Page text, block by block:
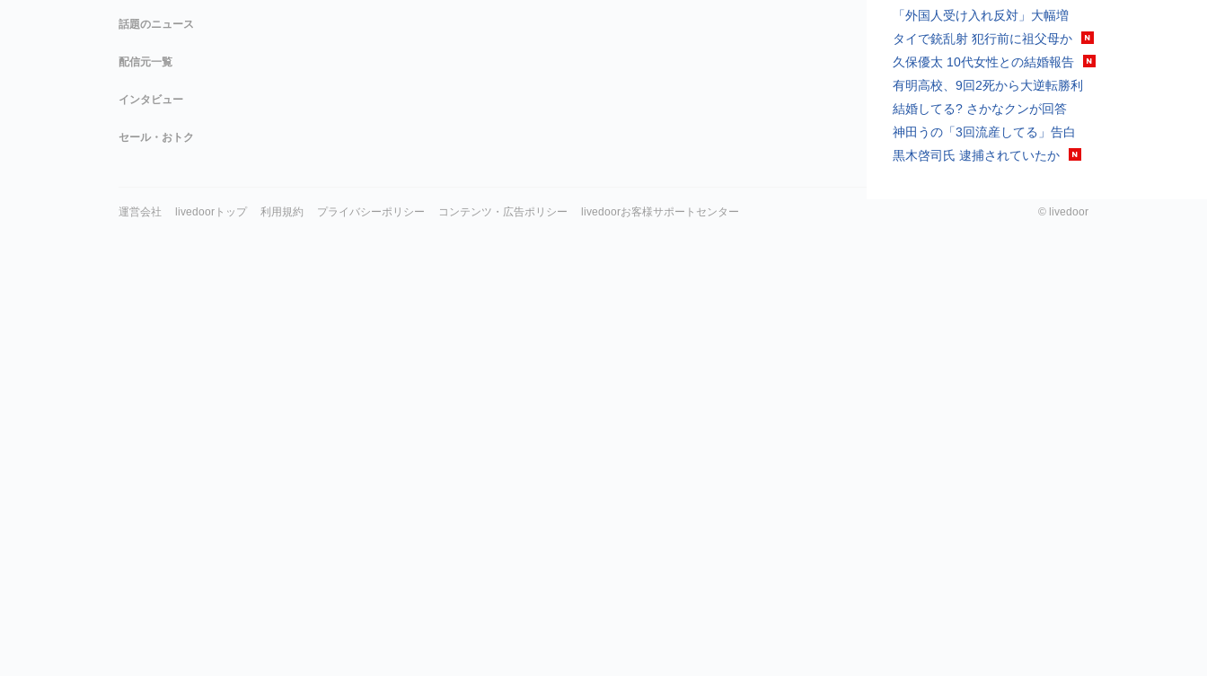
「外国人受け入れ反対」大幅増
タイで銃乱射 犯行前に祖父母か
久保優太 10代女性との結婚報告
有明高校、9回2死から大逆転勝利
結婚してる? さかなクンが回答
神田うの「3回流産してる」告白
黒木啓司氏 逮捕されていたか
話題のニュース
配信元一覧
インタビュー
セール・おトク
運営会社 livedoorトップ 利用規約 プライバシーポリシー コンテンツ・広告ポリシー livedoorお客様サポートセンター © livedoor